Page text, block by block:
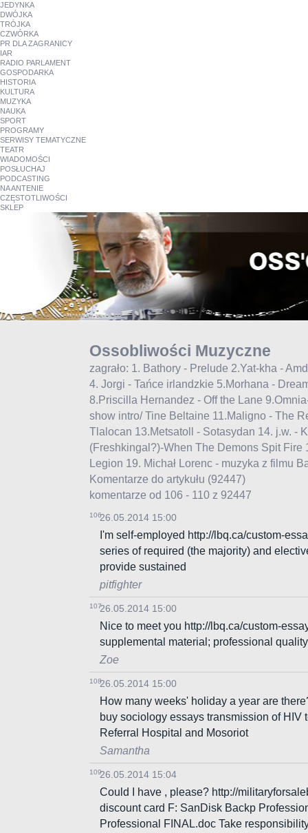
JEDYNKA
DWÓJKA
TRÓJKA
CZWÓRKA
PR DLA ZAGRANICY
IAR
RADIO PARLAMENT
GOSPODARKA
HISTORIA
KULTURA
MUZYKA
NAUKA
SPORT
PROGRAMY
SERWISY TEMATYCZNE
TEATR
WIADOMOŚCI
POSŁUCHAJ
PODCASTING
NA ANTENIE
CZĘSTOTLIWOŚCI
SKLEP
Ossobliwości Muzyczne
zagrało: 1. Bathory - Prelude 2.Yat-kha -
4. Jorgi - Tańce irlandzkie 5.Morhana -
8.Priscilla Hernandez - Off the Lane
show intro/ Tine Beltaine 11.Maligno - The
Tlalocan 13.Metsatoll - Sotasydan 14. j.w. -
(Freshkingal?)-When The Demons Spit Fire
Legion 19. Michał Lorenc - muzyka z filmu
Komentarze do artykułu (92447)
komentarze od 106 - 110 z 92447
10626.05.2014 15:00
I'm self-employed http://lbq.ca/custom-
series of required (the majority) and
provide sustained
pitfighter
10726.05.2014 15:00
Nice to meet you http://lbq.ca/custom-
supplemental material; professional
Zoe
10826.05.2014 15:00
How many weeks' holiday a year are
buy sociology essays transmission of HIV
Referral Hospital and Mosoriot
Samantha
10926.05.2014 15:04
Could I have , please? http://
discount card F: SanDisk Backp
Professional FINAL.doc Take